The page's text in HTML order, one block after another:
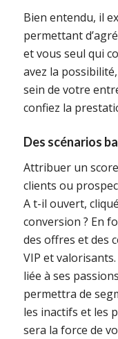
Bien entendu, il
permettant
et vous seul qui
avez la
sein de votre
confiez la
Des scénarios
Attribuer un
clients ou
A t-il ouvert,
conversion ? En
des offres et des
VIP et
liée à ses
permettra de
les inactifs et les
sera la force de